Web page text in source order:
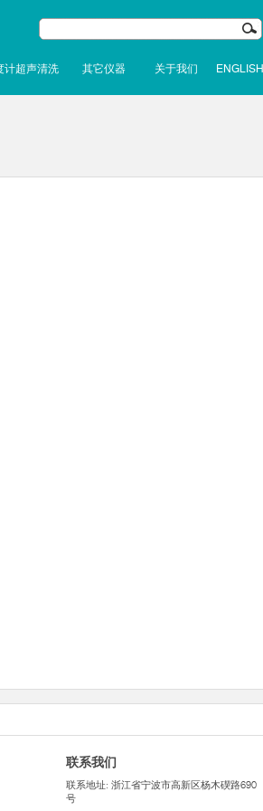
计超声清洗 其它仪器 关于我们 ENGLISH
联系我们
联系地址: 浙江省宁波市高新区杨木碶路690
号